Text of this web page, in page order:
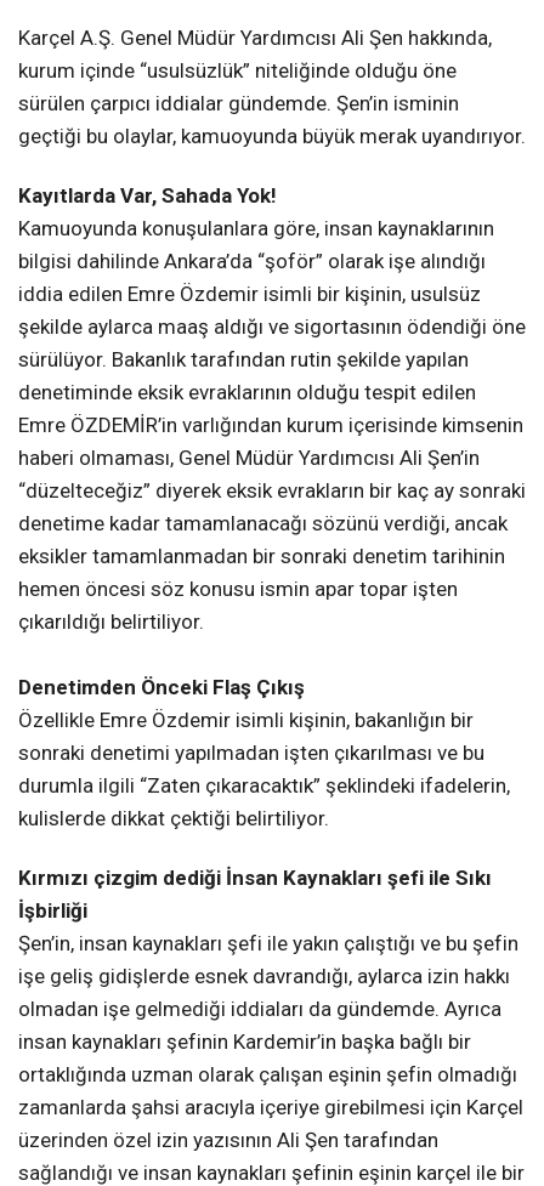
Karçel A.Ş. Genel Müdür Yardımcısı Ali Şen hakkında,
kurum içinde “usulsüzlük” niteliğinde olduğu öne
sürülen çarpıcı iddialar gündemde. Şen’in isminin
geçtiği bu olaylar, kamuoyunda büyük merak uyandırıyor.
Kayıtlarda Var, Sahada Yok!
Kamuoyunda konuşulanlara göre, insan kaynaklarının
bilgisi dahilinde Ankara’da “şoför” olarak işe alındığı
iddia edilen Emre Özdemir isimli bir kişinin, usulsüz
şekilde aylarca maaş aldığı ve sigortasının ödendiği öne
sürülüyor. Bakanlık tarafından rutin şekilde yapılan
denetiminde eksik evraklarının olduğu tespit edilen
Emre ÖZDEMİR’in varlığından kurum içerisinde kimsenin
haberi olmaması, Genel Müdür Yardımcısı Ali Şen’in
“düzelteceğiz” diyerek eksik evrakların bir kaç ay sonraki
denetime kadar tamamlanacağı sözünü verdiği, ancak
eksikler tamamlanmadan bir sonraki denetim tarihinin
hemen öncesi söz konusu ismin apar topar işten
çıkarıldığı belirtiliyor.
Denetimden Önceki Flaş Çıkış
Özellikle Emre Özdemir isimli kişinin, bakanlığın bir
sonraki denetimi yapılmadan işten çıkarılması ve bu
durumla ilgili “Zaten çıkaracaktık” şeklindeki ifadelerin,
kulislerde dikkat çektiği belirtiliyor.
Kırmızı çizgim dediği İnsan Kaynakları şefi ile Sıkı
İşbirliği
Şen’in, insan kaynakları şefi ile yakın çalıştığı ve bu şefin
işe geliş gidişlerde esnek davrandığı, aylarca izin hakkı
olmadan işe gelmediği iddiaları da gündemde. Ayrıca
insan kaynakları şefinin Kardemir’in başka bağlı bir
ortaklığında uzman olarak çalışan eşinin şefin olmadığı
zamanlarda şahsi aracıyla içeriye girebilmesi için Karçel
üzerinden özel izin yazısının Ali Şen tarafından
sağlandığı ve insan kaynakları şefinin eşinin karçel ile bir